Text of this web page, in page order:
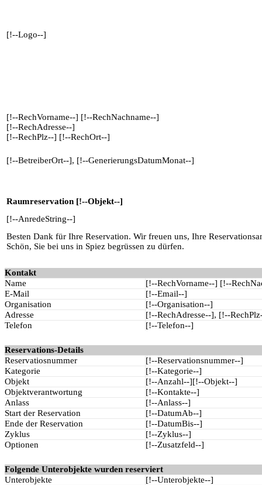
[!--Logo--]
[!--RechVorname--] [!--RechNachname--]
[!--RechAdresse--]
[!--RechPlz--] [!--RechOrt--]
[!--BetreiberOrt--], [!--GenerierungsDatumMonat--]
Raumreservation [!--Objekt--]
[!--AnredeString--]
Besten Dank für Ihre Reservation. Wir freuen uns, Ihre
Schön, Sie bei uns in Spiez begrüssen zu dürfen.
Kontakt
Name
[!--RechVorname--] [!--
E-Mail
[!--Email--]
Organisation
[!--Organisation--]
Adresse
[!--RechAdresse--], [!--
Telefon
[!--Telefon--]
Reservations-Details
Reservatiosnummer
[!--Reservationsnummer--]
Kategorie
[!--Kategorie--]
Objekt
[!--Anzahl--][!--Objekt--]
Objektverantwortung
[!--Kontakte--]
Anlass
[!--Anlass--]
Start der Reservation
[!--DatumAb--]
Ende der Reservation
[!--DatumBis--]
Zyklus
[!--Zyklus--]
Optionen
[!--Zusatzfeld--]
Folgende Unterobjekte wurden reserviert
Unterobjekte
[!--Unterobjekte--]